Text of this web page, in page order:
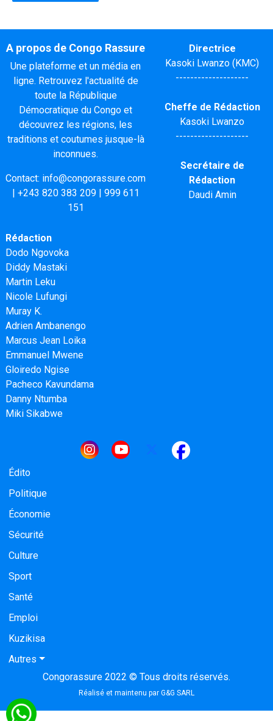
A propos de Congo Rassure
Une plateforme et un média en
ligne. Retrouvez l'actualité de
toute la République
Démocratique du Congo et
découvrez les régions, les
traditions et coutumes jusque-là
inconnues.
Contact: info@congorassure.com
| +243 820 383 209| 999 611
151
Directrice
Kasoki Lwanzo (KMC)
--------------------
Cheffe de Rédaction
Kasoki Lwanzo
--------------------
Secrétaire de
Rédaction
Daudi Amin
Rédaction
Dodo Ngovoka
Diddy Mastaki
Martin Leku
Nicole Lufungi
Muray K.
Adrien Ambanengo
Marcus Jean Loika
Emmanuel Mwene
Gloiredo Ngise
Pacheco Kavundama
Danny Ntumba
Miki Sikabwe
Navigation principale
Édito
Politique
Économie
Sécurité
Culture
Sport
Santé
Emploi
Kuzikisa
Autres
Congorassure 2022 © Tous droits réservés.
Réalisé et maintenu par G&G SARL